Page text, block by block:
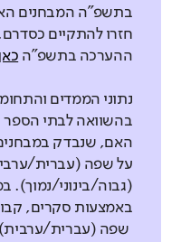
בתשפ"ה המבחנים
חזרו להתקיים
ההערכה בתשפ"ה
נתוני הממדים
בהשוואה לבתי
האם, שנבדק
על שפה (עברית/
(גבוה/בינוני/נמוך).
באמצעות סקרים,
שפה (עברית/ערבית)